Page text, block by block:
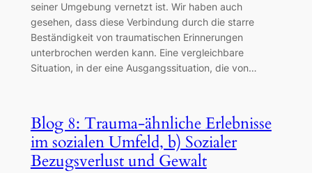
seiner Umgebung vernetzt ist. Wir haben auch
gesehen, dass diese Verbindung durch die starre
Beständigkeit von traumatischen Erinnerungen
unterbrochen werden kann. Eine vergleichbare
Situation, in der eine Ausgangssituation, die von…
Blog 8: Trauma-ähnliche Erlebnisse
im sozialen Umfeld, b) Sozialer
Bezugsverlust und Gewalt